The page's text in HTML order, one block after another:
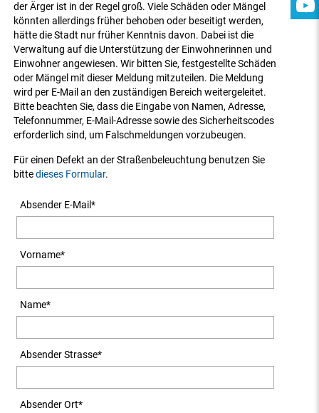
der Ärger ist in der Regel groß. Viele Schäden oder Mängel
könnten allerdings früher behoben oder beseitigt werden,
hätte die Stadt nur früher Kenntnis davon. Dabei ist die
Verwaltung auf die Unterstützung der Einwohnerinnen und
Einwohner angewiesen. Wir bitten Sie, festgestellte Schäden
oder Mängel mit dieser Meldung mitzuteilen. Die Meldung
wird per E-Mail an den zuständigen Bereich weitergeleitet.
Bitte beachten Sie, dass die Eingabe von Namen, Adresse,
Telefonnummer, E-Mail-Adresse sowie des Sicherheitscodes
erforderlich sind, um Falschmeldungen vorzubeugen.
Für einen Defekt an der Straßenbeleuchtung benutzen Sie
bittedieses Formular.
Absender E-Mail*
Vorname*
Name*
Absender Strasse*
Absender Ort*